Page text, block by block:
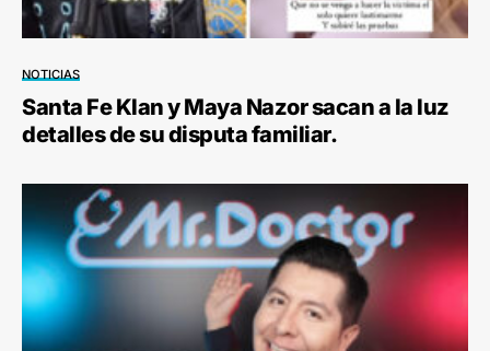
NOTICIAS
Santa Fe Klan y Maya Nazor sacan a la luz
detalles de su disputa familiar.